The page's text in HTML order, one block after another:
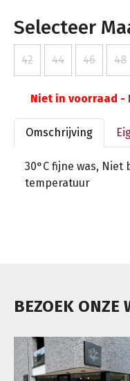
Selecteer
42 44 46 48
Niet in voorraad -
Omschrijving
30°C fijne was,
temperatuur
BEZOEK ONZE